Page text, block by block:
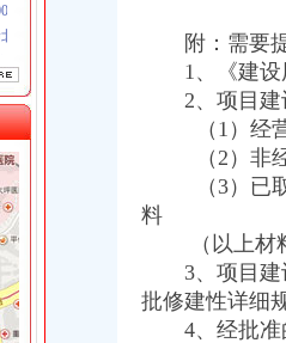
100万 （进出口权）
（工商注册）
商注册）
贸城发展
能转型步伐
实节油节电节能工作要求
“两节”重庆财务公司期间食品安全消费
附：需要提
1、《建设
2、项目建
（1）经营
（2）非经
（3）已取
料
（以上材料
3、项目建设
批修建性详细
4、经批准